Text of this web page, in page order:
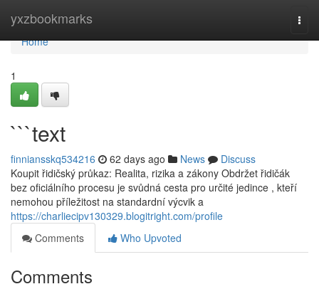
yxzbookmarks
Home
Home
1
```text
finniansskq534216 62 days ago News
Discuss
Koupit řidičský průkaz: Realita, rizika a zákony Obdržet řidičák
bez oficiálního procesu je svůdná cesta pro určité jedince , kteří
nemohou příležitost na standardní výcvik a
https://charliecipv130329.blogitright.com/profile
Comments
Who Upvoted
Comments